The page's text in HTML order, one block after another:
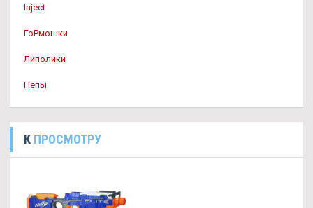
Inject
ГоРмошки
Липолики
Пепы
К ПРОСМОТРУ